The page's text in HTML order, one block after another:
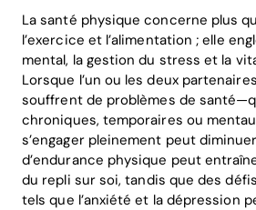
La santé physique concerne plus
l’exercice et l’alimentation ; elle
mental, la gestion du stress et la
Lorsque l’un ou les deux
souffrent de problèmes de
chroniques, temporaires ou
s’engager pleinement peut
d’endurance physique peut
du repli sur soi, tandis que des
tels que l’anxiété et la dépression